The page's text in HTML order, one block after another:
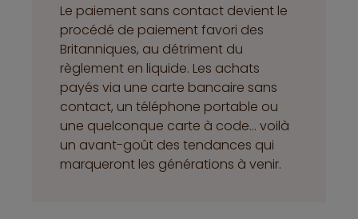
Le paiement sans contact devient le
procédé de paiement favori des
Britanniques, au détriment du
règlement en liquide. Les achats
payés via une carte bancaire sans
contact, un téléphone portable ou
une quelconque carte à code… voilà
un avant-goût des tendances qui
marqueront les générations à venir.